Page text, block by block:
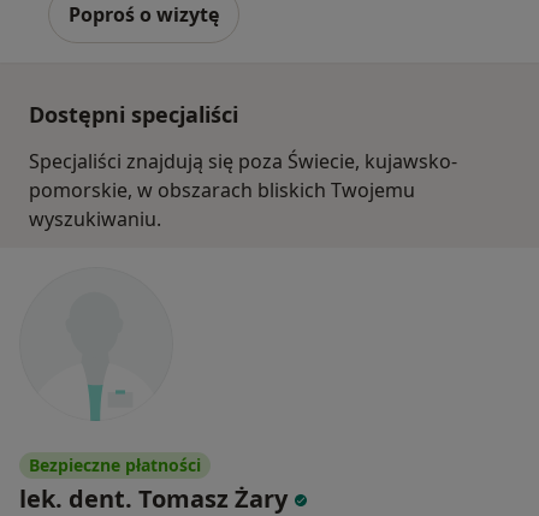
Poproś o wizytę
Dostępni specjaliści
Specjaliści znajdują się poza Świecie, kujawsko-
pomorskie, w obszarach bliskich Twojemu
wyszukiwaniu.
Bezpieczne płatności
lek. dent. Tomasz Żary